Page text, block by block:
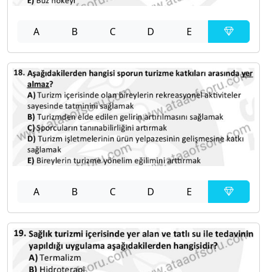
A B C D E
A B C D E